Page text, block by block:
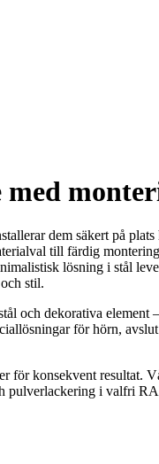
med
dem säkert på
till färdig
lösning i stål
stil.
och dekorativa
för hörn,
för konsekvent resultat.
pulverlackering i valfri